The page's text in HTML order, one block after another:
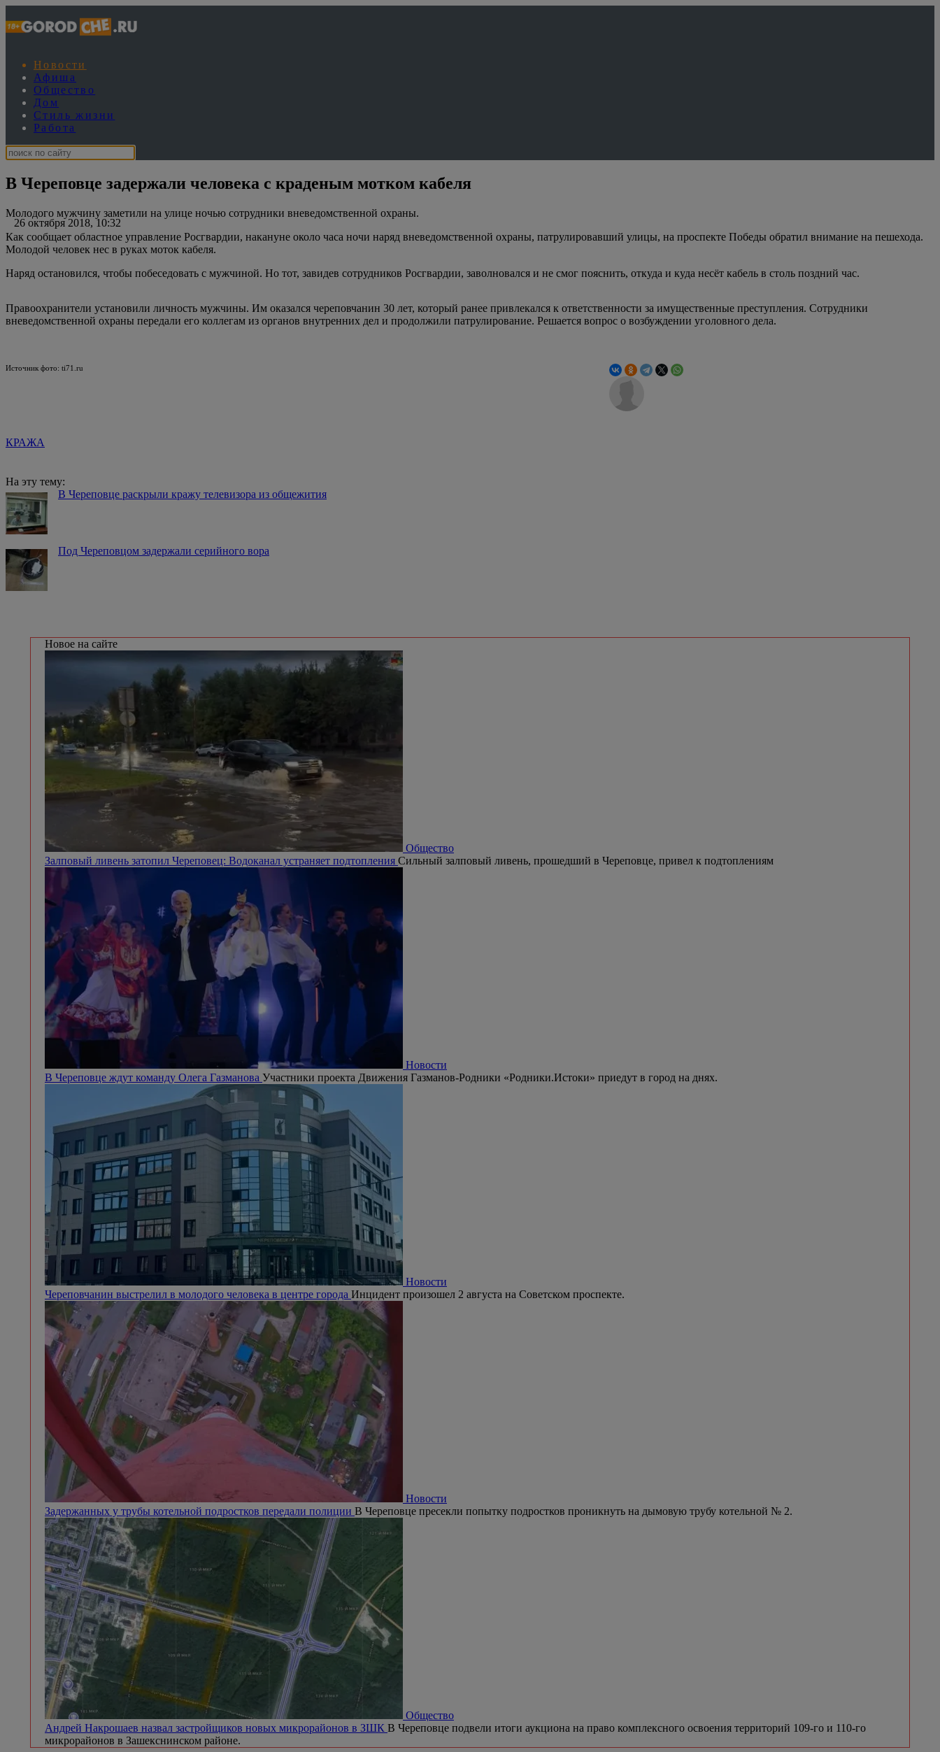
Новости
Афиша
Общество
Дом
Стиль жизни
Работа
В Череповце задержали человека с краденым мотком кабеля
26 октября 2018, 10:32
Молодого мужчину заметили на улице ночью сотрудники вневедомственной охраны.
Как сообщает областное управление Росгвардии, накануне около часа ночи наряд вневедомственной охраны, патрулировавший улицы, на проспекте Победы обратил внимание на пешехода.
Молодой человек нес в руках моток кабеля.
Наряд остановился, чтобы побеседовать с мужчиной. Но тот, завидев сотрудников Росгвардии, заволновался и не смог пояснить, откуда и куда несёт кабель в столь поздний час.
Правоохранители установили личность мужчины. Им оказался череповчанин 30 лет, который ранее привлекался к ответственности за имущественные преступления. Сотрудники
вневедомственной охраны передали его коллегам из органов внутренних дел и продолжили патрулирование. Решается вопрос о возбуждении уголовного дела.
Источник фото: ti71.ru
КРАЖА
На эту тему:
В Череповце раскрыли кражу телевизора из общежития
Под Череповцом задержали серийного вора
Новое на сайте
Общество
Залповый ливень затопил Череповец: Водоканал устраняет подтопления Сильный залповый ливень, прошедший в Череповце, привел к подтоплениям
Новости
В Череповце ждут команду Олега Газманова Участники проекта Движения Газманов-Родники «Родники.Истоки» приедут в город на днях.
Новости
Череповчанин выстрелил в молодого человека в центре города Инцидент произошел 2 августа на Советском проспекте.
Новости
Задержанных у трубы котельной подростков передали полиции В Череповце пресекли попытку подростков проникнуть на дымовую трубу котельной № 2.
Общество
Андрей Накрошаев назвал застройщиков новых микрорайонов в ЗШК В Череповце подвели итоги аукциона на право комплексного освоения территорий 109-го и 110-го
микрорайонов в Зашекснинском районе.